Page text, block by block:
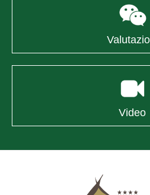
Video